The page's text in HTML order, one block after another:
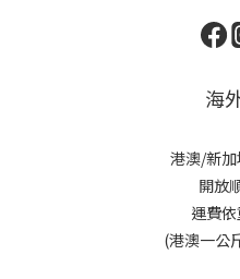
海
港澳/新
開放
運費
(港澳一公